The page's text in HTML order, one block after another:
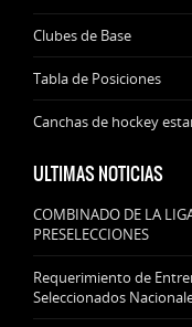
Clubes de Base
Tabla de Posiciones
Canchas de hockey
ULTIMAS NOTICIAS
COMBINADO DE LA
PRESELECCIONES
Requerimiento de
Seleccionados